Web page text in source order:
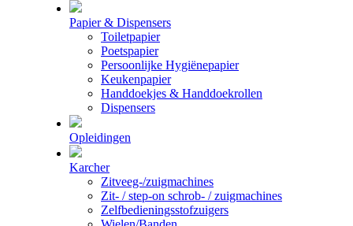
Papier & Dispensers
Toiletpapier
Poetspapier
Persoonlijke Hygiënepapier
Keukenpapier
Handdoekjes & Handdoekrollen
Dispensers
Opleidingen
Karcher
Zitveeg-/zuigmachines
Zit- / step-on schrob- / zuigmachines
Zelfbedieningsstofzuigers